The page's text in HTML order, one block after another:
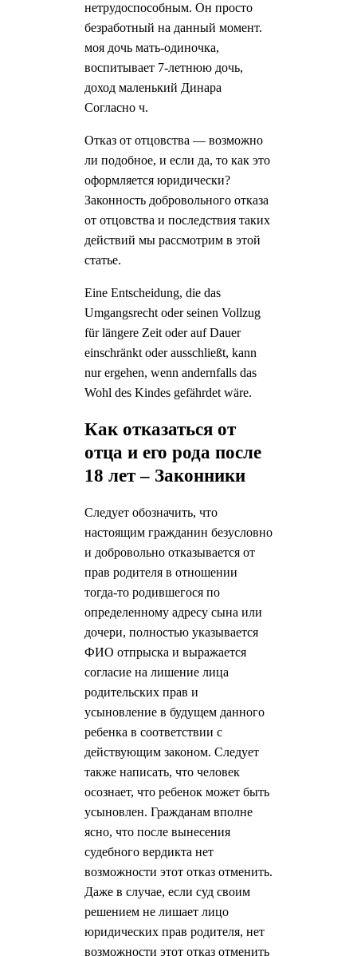
нетрудоспособным. Он просто
безработный на данный момент.
моя дочь мать-одиночка,
воспитывает 7-летнюю дочь,
доход маленький Динара
Согласно ч.
Отказ от отцовства — возможно
ли подобное, и если да, то как это
оформляется юридически?
Законность добровольного отказа
от отцовства и последствия таких
действий мы рассмотрим в этой
статье.
Eine Entscheidung, die das
Umgangsrecht oder seinen Vollzug
für längere Zeit oder auf Dauer
einschränkt oder ausschließt, kann
nur ergehen, wenn andernfalls das
Wohl des Kindes gefährdet wäre.
Как отказаться от
отца и его рода после
18 лет – Законники
Следует обозначить, что
настоящим гражданин безусловно
и добровольно отказывается от
прав родителя в отношении
тогда-то родившегося по
определенному адресу сына или
дочери, полностью указывается
ФИО отпрыска и выражается
согласие на лишение лица
родительских прав и
усыновление в будущем данного
ребенка в соответствии с
действующим законом. Следует
также написать, что человек
осознает, что ребенок может быть
усыновлен. Гражданам вполне
ясно, что после вынесения
судебного вердикта нет
возможности этот отказ отменить.
Даже в случае, если суд своим
решением не лишает лицо
юридических прав родителя, нет
возможности этот отказ отменить